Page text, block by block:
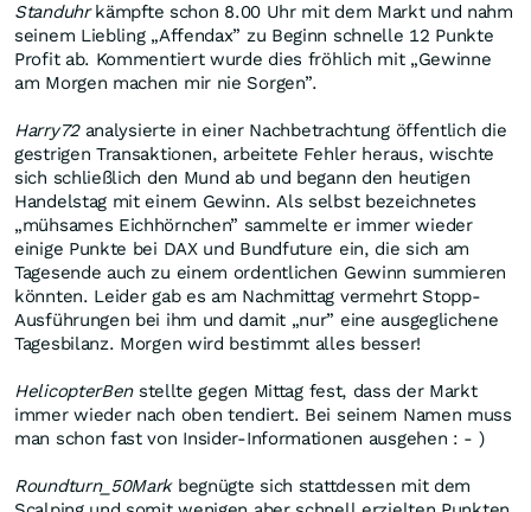
Standuhrkämpfte schon 8.00 Uhr mit dem Markt und nahm
seinem Liebling „Affendax” zu Beginn schnelle 12 Punkte
Profit ab. Kommentiert wurde dies fröhlich mit „Gewinne
am Morgen machen mir nie Sorgen”.
Harry72analysierte in einer Nachbetrachtung öffentlich die
gestrigen Transaktionen, arbeitete Fehler heraus, wischte
sich schließlich den Mund ab und begann den heutigen
Handelstag mit einem Gewinn. Als selbst bezeichnetes
„mühsames Eichhörnchen” sammelte er immer wieder
einige Punkte bei DAX und Bundfuture ein, die sich am
Tagesende auch zu einem ordentlichen Gewinn summieren
könnten. Leider gab es am Nachmittag vermehrt Stopp-
Ausführungen bei ihm und damit „nur” eine ausgeglichene
Tagesbilanz. Morgen wird bestimmt alles besser!
HelicopterBenstellte gegen Mittag fest, dass der Markt
immer wieder nach oben tendiert. Bei seinem Namen muss
man schon fast von Insider-Informationen ausgehen : - )
Roundturn_50Markbegnügte sich stattdessen mit dem